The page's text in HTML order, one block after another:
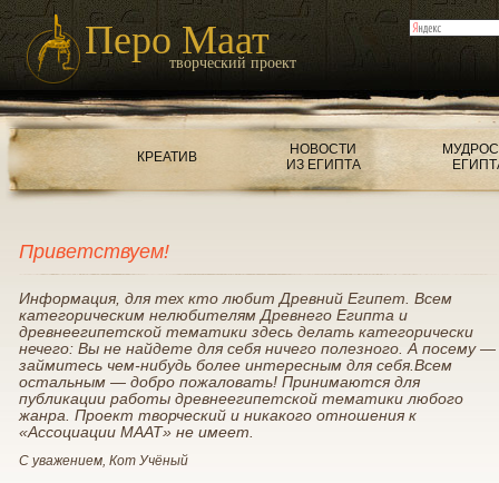
Перо Маат
творческий проект
КРЕАТИВ
НОВОСТИ
ИЗ ЕГИПТА
Приветствуем!
Информация, для тех кто любит Древний Египет. Всем
категорическим нелюбителям Древнего Египта и
древнеегипетской тематики здесь делать категорически
нечего: Вы не найдете для себя ничего полезного. А посему —
займитесь чем-нибудь более интересным для себя.Всем
остальным — добро пожаловать! Принимаются для
публикации работы древнеегипетской тематики любого
жанра. Проект творческий и никакого отношения к
«Ассоциации МААТ» не имеет.
С уважением, Кот Учёный